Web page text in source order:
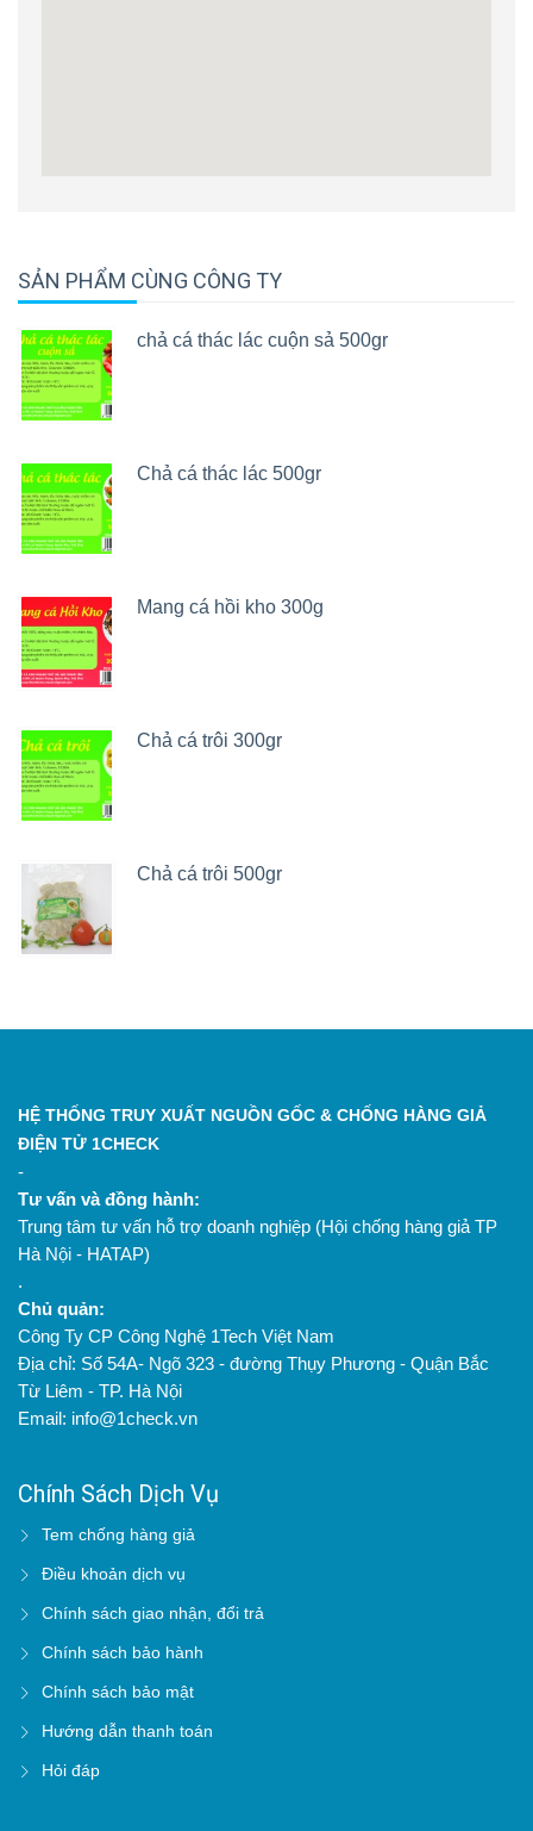
SẢN PHẨM CÙNG CÔNG TY
chả cá thác lác cuộn sả 500gr
Chả cá thác lác 500gr
Mang cá hồi kho 300g
Chả cá trôi 300gr
Chả cá trôi 500gr
HỆ THỐNG TRUY XUẤT NGUỒN GỐC & CHỐNG HÀNG GIẢ
ĐIỆN TỬ 1CHECK
-
Tư vấn và đồng hành:
Trung tâm tư vấn hỗ trợ doanh nghiệp (Hội chống hàng giả TP
Hà Nội - HATAP)
.
Chủ quản:
Công Ty CP Công Nghệ 1Tech Việt Nam
Địa chỉ: Số 54A- Ngõ 323 - đường Thụy Phương - Quận Bắc
Từ Liêm - TP. Hà Nội
Email: info@1check.vn
Chính Sách Dịch Vụ
Tem chống hàng giả
Điều khoản dịch vụ
Chính sách giao nhận, đổi trả
Chính sách bảo hành
Chính sách bảo mật
Hướng dẫn thanh toán
Hỏi đáp